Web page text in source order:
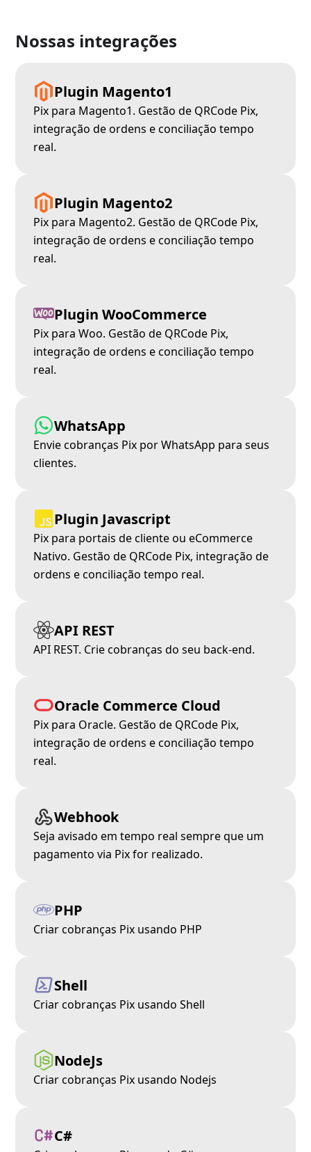
Nossas integrações
Plugin Magento1
Pix para Magento1. Gestão de QRCode Pix,
integração de ordens e conciliação tempo
real.
Plugin Magento2
Pix para Magento2. Gestão de QRCode Pix,
integração de ordens e conciliação tempo
real.
Plugin WooCommerce
Pix para Woo. Gestão de QRCode Pix,
integração de ordens e conciliação tempo
real.
WhatsApp
Envie cobranças Pix por WhatsApp para seus
clientes.
Plugin Javascript
Pix para portais de cliente ou eCommerce
Nativo. Gestão de QRCode Pix, integração de
ordens e conciliação tempo real.
API REST
API REST. Crie cobranças do seu back-end.
Oracle Commerce Cloud
Pix para Oracle. Gestão de QRCode Pix,
integração de ordens e conciliação tempo
real.
Webhook
Seja avisado em tempo real sempre que um
pagamento via Pix for realizado.
PHP
Criar cobranças Pix usando PHP
Shell
Criar cobranças Pix usando Shell
NodeJs
Criar cobranças Pix usando Nodejs
C#